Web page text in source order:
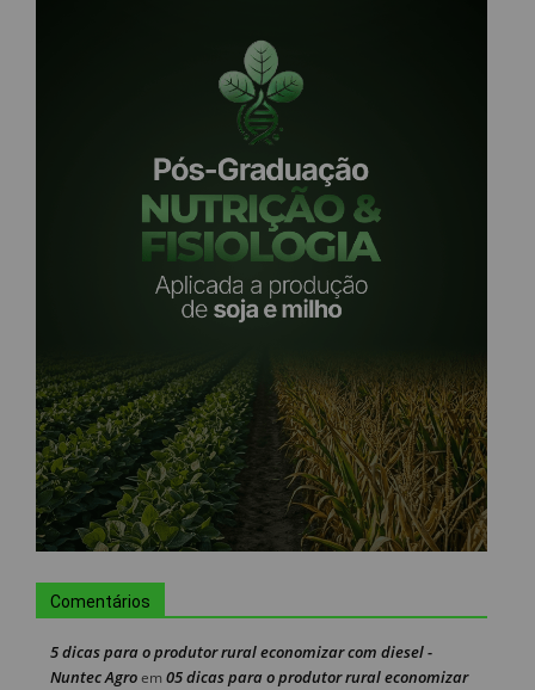
Comentários
5 dicas para o produtor rural economizar com diesel -
Nuntec Agroem 05 dicas para o produtor rural economizar